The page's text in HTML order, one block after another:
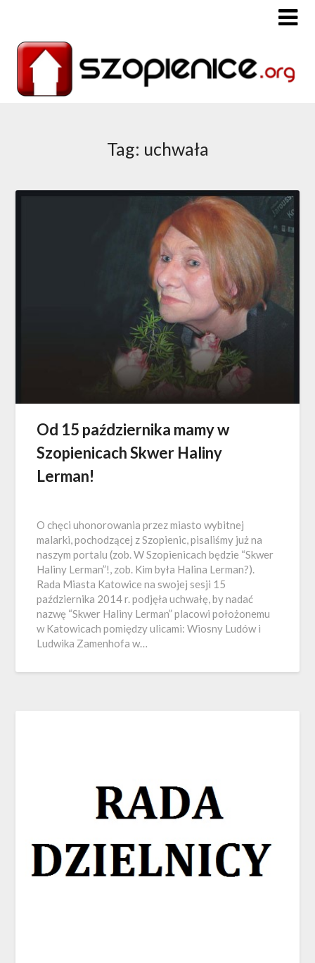
Tag: uchwała
Od 15 października mamy w
Szopienicach Skwer Haliny
Lerman!
O chęci uhonorowania przez miasto wybitnej
malarki, pochodzącej z Szopienic, pisaliśmy już na
naszym portalu (zob. W Szopienicach będzie “Skwer
Haliny Lerman”!, zob. Kim była Halina Lerman?).
Rada Miasta Katowice na swojej sesji 15
października 2014 r. podjęła uchwałę, by nadać
nazwę “Skwer Haliny Lerman” placowi położonemu
w Katowicach pomiędzy ulicami: Wiosny Ludów i
Ludwika Zamenhofa w…